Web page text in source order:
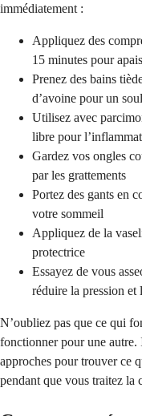
immédiatement :
Appliquez des
15 minutes pour
Prenez des bains
d’avoine pour un
Utilisez avec
libre pour
Gardez vos ongles
par les grattements
Portez des gants en
votre sommeil
Appliquez de la
protectrice
Essayez de vous
réduire la pression et
N’oubliez pas que ce qui
fonctionner pour une autre.
approches pour trouver ce
pendant que vous traitez la